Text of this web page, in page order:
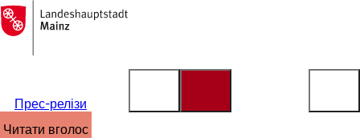
Перейти до змісту
На
головну
сторінку
Прес-релізи
читати вголос